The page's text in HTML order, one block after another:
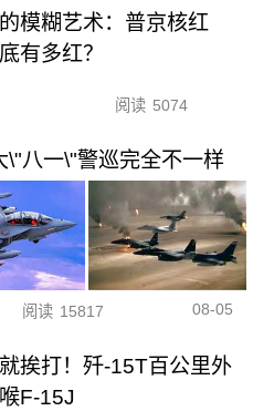
模糊艺术：普京核红
有多红？
阅读 5074
八一\"警巡完全不一样
阅读 15817 08-05
挨打！歼-15T百公里外
F-15J